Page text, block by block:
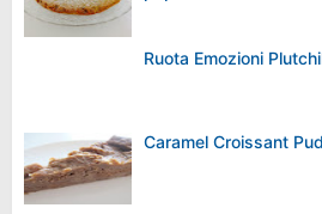
Ruota Emozioni
Caramel Croissant